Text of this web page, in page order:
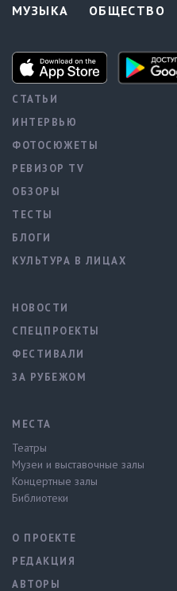
МУЗЫКА
ОБЩЕСТВО
СТАТЬИ
ИНТЕРВЬЮ
ФОТОСЮЖЕТЫ
РЕВИЗОР TV
ОБЗОРЫ
ТЕСТЫ
БЛОГИ
КУЛЬТУРА В ЛИЦАХ
НОВОСТИ
СПЕЦПРОЕКТЫ
ФЕСТИВАЛИ
ЗА РУБЕЖОМ
МЕСТА
Театры
Музеи и выставочные залы
Концертные залы
Библиотеки
О ПРОЕКТЕ
РЕДАКЦИЯ
АВТОРЫ